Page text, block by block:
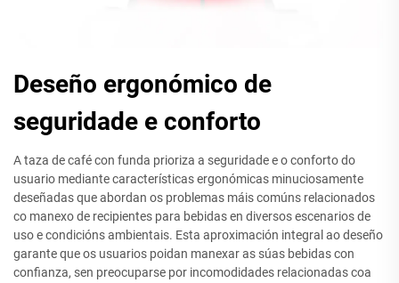
Deseño ergonómico de
seguridade e conforto
A taza de café con funda prioriza a seguridade e o conforto do
usuario mediante características ergonómicas minuciosamente
deseñadas que abordan os problemas máis comúns relacionados
co manexo de recipientes para bebidas en diversos escenarios de
uso e condicións ambientais. Esta aproximación integral ao deseño
garante que os usuarios poidan manexar as súas bebidas con
confianza, sen preocuparse por incomodidades relacionadas coa